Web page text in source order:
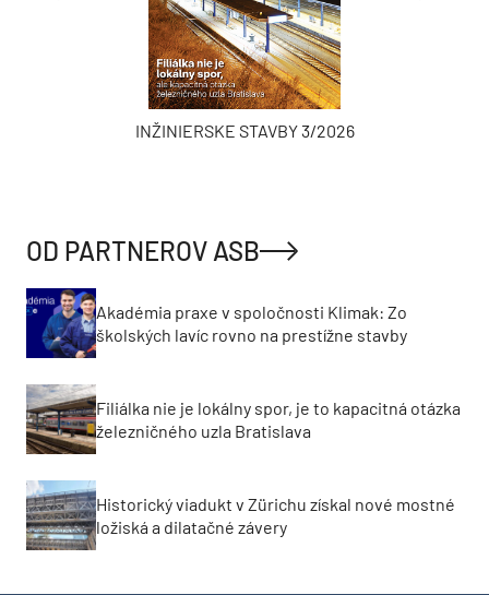
INŽINIERSKE STAVBY 3/2026
OD PARTNEROV ASB
Akadémia praxe v spoločnosti Klimak: Zo
školských lavíc rovno na prestížne stavby
Filiálka nie je lokálny spor, je to kapacitná otázka
železničného uzla Bratislava
Historický viadukt v Zürichu získal nové mostné
ložiská a dilatačné závery